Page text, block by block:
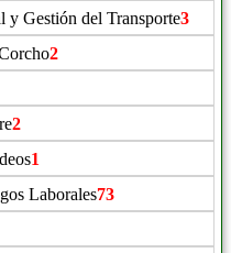
y Gestión del Transporte3
2
2
1
Laborales73